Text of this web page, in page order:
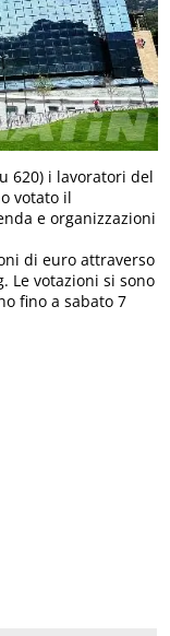
620) i lavoratori del
votato il
e organizzazioni
di euro attraverso
Le votazioni si sono
fino a sabato 7